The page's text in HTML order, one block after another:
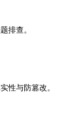
排查。
性与防篡改。